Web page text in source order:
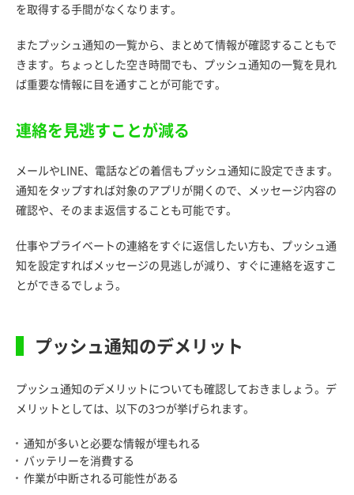
を取得する手間がなくなります。
またプッシュ通知の一覧から、まとめて情報が確認することもで
きます。ちょっとした空き時間でも、プッシュ通知の一覧を見れ
ば重要な情報に目を通すことが可能です。
連絡を見逃すことが減る
メールやLINE、電話などの着信もプッシュ通知に設定できます。
通知をタップすれば対象のアプリが開くので、メッセージ内容の
確認や、そのまま返信することも可能です。
仕事やプライベートの連絡をすぐに返信したい方も、プッシュ通
知を設定すればメッセージの見逃しが減り、すぐに連絡を返すこ
とができるでしょう。
プッシュ通知のデメリット
プッシュ通知のデメリットについても確認しておきましょう。デ
メリットとしては、以下の3つが挙げられます。
通知が多いと必要な情報が埋もれる
バッテリーを消費する
作業が中断される可能性がある